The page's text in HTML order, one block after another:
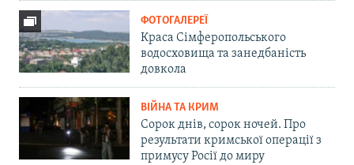
ФОТОГАЛЕРЕЇ
Краса Сімферопольського
водосховища та занедбаність
довкола
ВІЙНА ТА КРИМ
Сорок днів, сорок ночей. Про
результати кримської операції з
примусу Росії до миру